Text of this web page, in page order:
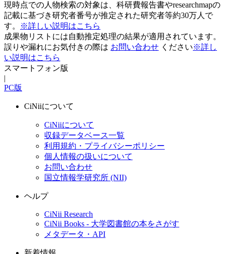
現時点での人物検索の対象は、科研費報告書やresearchmapの
記載に基づき研究者番号が推定された研究者等約30万人で
す。
※詳しい説明はこちら
成果物リストには自動推定処理の結果が適用されています。
誤りや漏れにお気付きの際は お問い合わせ ください※詳し
い説明はこちら
スマートフォン版
|
PC版
CiNiiについて
CiNiiについて
収録データベース一覧
利用規約・プライバシーポリシー
個人情報の扱いについて
お問い合わせ
国立情報学研究所 (NII)
ヘルプ
CiNii Research
CiNii Books - 大学図書館の本をさがす
メタデータ・API